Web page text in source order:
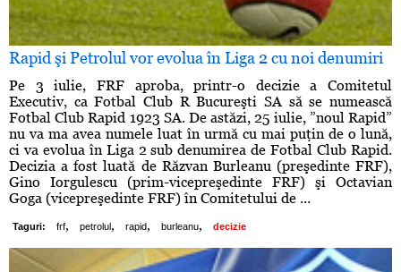
Rapid şi Petrolul vor evolua în Liga 2 cu noi denumiri
Pe 3 iulie, FRF aproba, printr-o decizie a Comitetul
Executiv, ca Fotbal Club R Bucureşti SA să se numească
Fotbal Club Rapid 1923 SA. De astăzi, 25 iulie, ”noul Rapid”
nu va ma avea numele luat în urmă cu mai puţin de o lună,
ci va evolua în Liga 2 sub denumirea de Fotbal Club Rapid.
Decizia a fost luată de Răzvan Burleanu (preşedinte FRF),
Gino Iorgulescu (prim-vicepreşedinte FRF) şi Octavian
Goga (vicepreşedinte FRF) în Comitetului de ...
Taguri: frf, petrolul , rapid, burleanu, decizie